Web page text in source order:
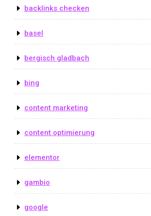
backlinks checken
basel
bergisch gladbach
bing
content marketing
content optimierung
elementor
gambio
google